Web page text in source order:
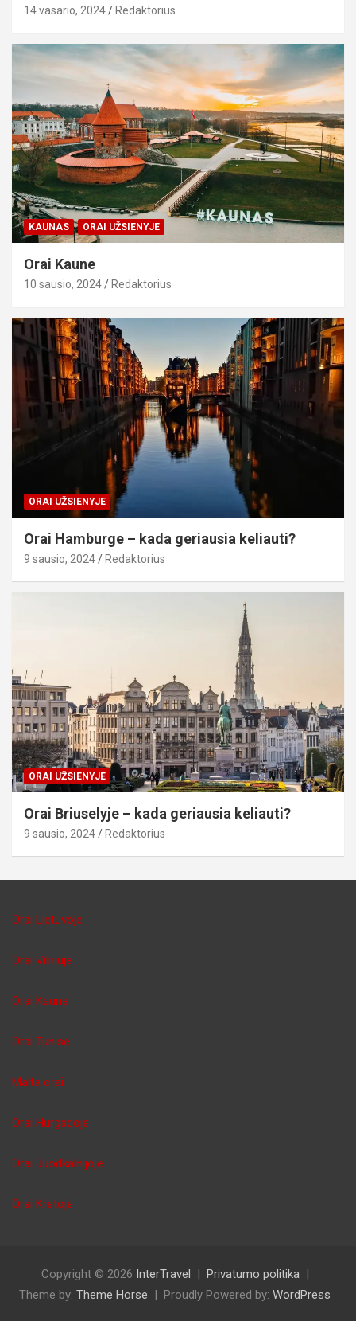
14 vasario, 2024 Redaktorius
KAUNAS ORAI UŽSIENYJE
Orai Kaune
10 sausio, 2024 Redaktorius
ORAI UŽSIENYJE
Orai Hamburge – kada geriausia keliauti?
9 sausio, 2024 Redaktorius
ORAI UŽSIENYJE
Orai Briuselyje – kada geriausia keliauti?
9 sausio, 2024 Redaktorius
Orai Lietuvoje
Orai Vilniuje
Orai Kaune
Orai Tunise
Malta orai
Orai Hurgadoje
Orai Juodkalnijoje
Orai Kretoje
Copyright © 2026 InterTravel
Privatumo politika
Theme by: Theme Horse Proudly Powered by: WordPress